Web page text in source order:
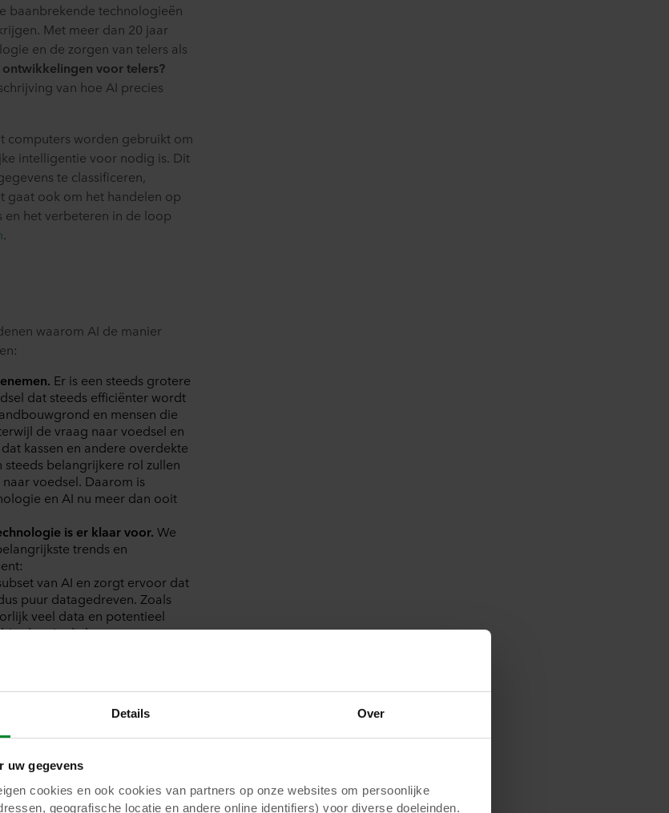
Details Over
uw gegevens
cookies en ook cookies van partners op onze websites om persoonlijke
geografische locatie en andere online identifiers) voor diverse doeleinden.
baanbrekende technologieën
Met meer dan 20 jaar
en de zorgen van telers als
voor telers?
van hoe AI precies
computers worden gebruikt om
intelligentie voor nodig is. Dit
te classificeren,
gaat ook om het handelen op
en het verbeteren in de loop
.
waarom AI de manier
Er is een steeds grotere
dat steeds efficiënter wordt
en mensen die
de vraag naar voedsel en
kassen en andere overdekte
belangrijkere rol zullen
voedsel. Daarom is
en AI nu meer dan ooit
is er klaar voor. We
trends en
van AI en zorgt ervoor dat
puur datagedreven. Zoals
veel data en potentieel
data in de kas.
foto's te gebruiken. Karacor
en handmatige opnames."
apparaten voor
en modellering
cloud (wat tijdrovend